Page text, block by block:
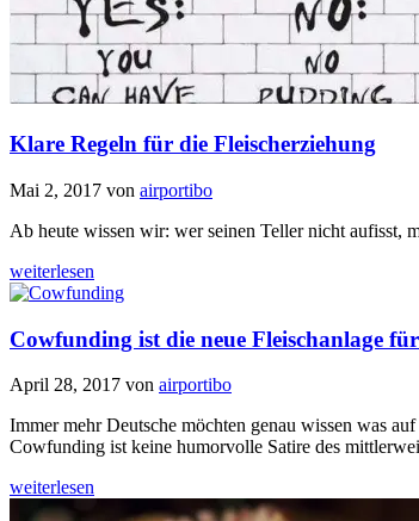
Klare Regeln für die Fleischerziehung
Mai 2, 2017 von airportibo
Ab heute wissen wir: wer seinen Teller nicht aufisst,
weiterlesen
Cowfunding ist die neue Fleischanlage
April 28, 2017 von airportibo
Immer mehr Deutsche möchten genau wissen was
Cowfunding ist keine humorvolle Satire des
weiterlesen